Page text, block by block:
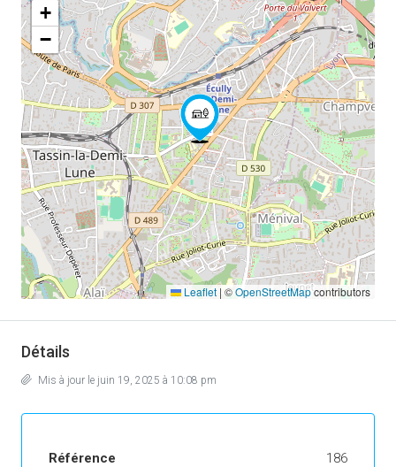
+
−
Leaflet | ©OpenStreetMapcontributors
Détails
Mis à jour le juin 19, 2025 à 10:08 pm
Référence 186